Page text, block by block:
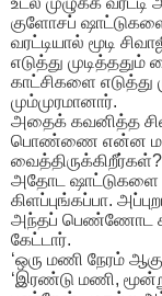
குளோசப்
வரட்டியால் மூடி
எடுத்து
காட்சிகளை எடுத்து
மும்முரமானார்.
​அதைக் கவனித்த
பொண்ணை என்ன
வைத்திருக்கிறீர்கள்?
அதோட ஷாட்டுகளை
கிளப்புங்கப்பா.
அந்தப் பெண்ணோட
கேட்டார்.
​‘ஒரு மணி நேரம்
‘இரண்டு மணி,